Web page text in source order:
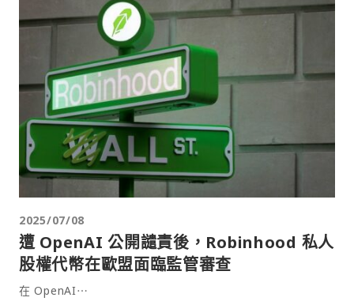
2025/07/08
遭 OpenAI 公開譴責後，Robinhood 私人
股權代幣在歐盟面臨監管審查
在 OpenAI⋯